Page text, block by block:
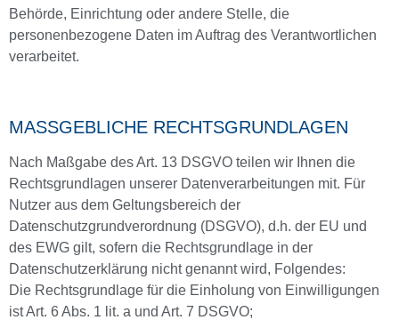
Behörde, Einrichtung oder andere Stelle, die
personenbezogene Daten im Auftrag des Verantwortlichen
verarbeitet.
MASSGEBLICHE RECHTSGRUNDLAGEN
Nach Maßgabe des Art. 13 DSGVO teilen wir Ihnen die
Rechtsgrundlagen unserer Datenverarbeitungen mit. Für
Nutzer aus dem Geltungsbereich der
Datenschutzgrundverordnung (DSGVO), d.h. der EU und
des EWG gilt, sofern die Rechtsgrundlage in der
Datenschutzerklärung nicht genannt wird, Folgendes:
Die Rechtsgrundlage für die Einholung von Einwilligungen
ist Art. 6 Abs. 1 lit. a und Art. 7 DSGVO;